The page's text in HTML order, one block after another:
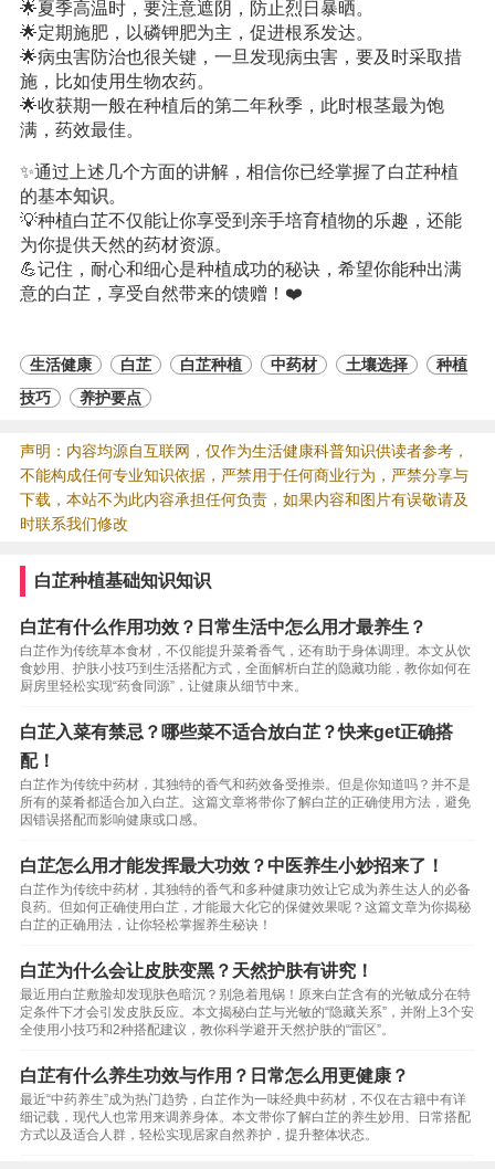
🌟夏季高温时，要注意遮阴，防止烈日暴晒。
🌟定期施肥，以磷钾肥为主，促进根系发达。
🌟病虫害防治也很关键，一旦发现病虫害，要及时采取措
施，比如使用生物农药。
🌟收获期一般在种植后的第二年秋季，此时根茎最为饱
满，药效最佳。
✨通过上述几个方面的讲解，相信你已经掌握了白芷种植
的基本知识。
💡种植白芷不仅能让你享受到亲手培育植物的乐趣，还能
为你提供天然的药材资源。
💪记住，耐心和细心是种植成功的秘诀，希望你能种出满
意的白芷，享受自然带来的馈赠！❤️
生活健康 白芷 白芷种植 中药材 土壤选择
种植
技巧
养护要点
声明：内容均源自互联网，仅作为生活健康科普知识供读者参考，
不能构成任何专业知识依据，严禁用于任何商业行为，严禁分享与
下载，本站不为此内容承担任何负责，如果内容和图片有误敬请及
时联系我们修改
白芷种植基础知识知识
白芷有什么作用功效？日常生活中怎么用才最养生？
白芷作为传统草本食材，不仅能提升菜肴香气，还有助于身体调理。本文从饮
食妙用、护肤小技巧到生活搭配方式，全面解析白芷的隐藏功能，教你如何在
厨房里轻松实现“药食同源”，让健康从细节中来。
白芷入菜有禁忌？哪些菜不适合放白芷？快来get正确搭
配！
白芷作为传统中药材，其独特的香气和药效备受推崇。但是你知道吗？并不是
所有的菜肴都适合加入白芷。这篇文章将带你了解白芷的正确使用方法，避免
因错误搭配而影响健康或口感。
白芷怎么用才能发挥最大功效？中医养生小妙招来了！
白芷作为传统中药材，其独特的香气和多种健康功效让它成为养生达人的必备
良药。但如何正确使用白芷，才能最大化它的保健效果呢？这篇文章为你揭秘
白芷的正确用法，让你轻松掌握养生秘诀！
白芷为什么会让皮肤变黑？天然护肤有讲究！
最近用白芷敷脸却发现肤色暗沉？别急着甩锅！原来白芷含有的光敏成分在特
定条件下才会引发皮肤反应。本文揭秘白芷与光敏的“隐藏关系”，并附上3个安
全使用小技巧和2种搭配建议，教你科学避开天然护肤的“雷区”。
白芷有什么养生功效与作用？日常怎么用更健康？
最近“中药养生”成为热门趋势，白芷作为一味经典中药材，不仅在古籍中有详
细记载，现代人也常用来调养身体。本文带你了解白芷的养生妙用、日常搭配
方式以及适合人群，轻松实现居家自然养护，提升整体状态。